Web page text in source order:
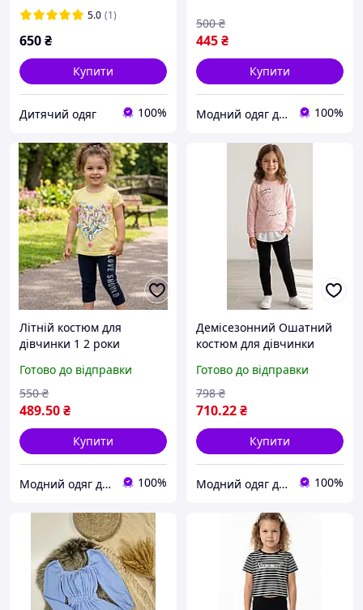
5.0 (1)
650₴
Купити
Дитячий одяг 100%
445₴
500 ₴
Купити
Модний одяг для мене і крихітки 100%
Літній костюм для
дівчинки 1 2 роки
лосини 80 86 92
Готово до відправки
489.50₴
550 ₴
Купити
Модний одяг для мене і крихітки 100%
Демісезонний Ошатний
костюм для дівчинки
Бавовна Угорщина 128
134 140 146 152 158 164
Готово до відправки
710.22₴
798 ₴
Купити
Модний одяг для мене і крихітки 100%